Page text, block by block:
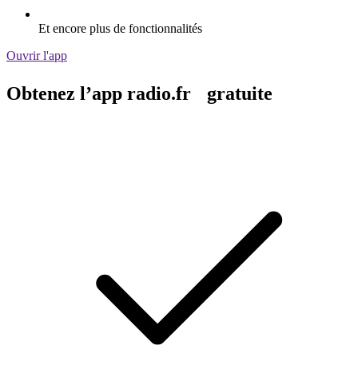
Et encore plus de fonctionnalités
Ouvrir l'app
Obtenez l’app radio.fr gratuite